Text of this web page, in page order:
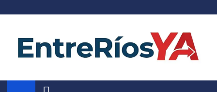
Noticias de Entre Ríos
Información de toda la provincia ahora